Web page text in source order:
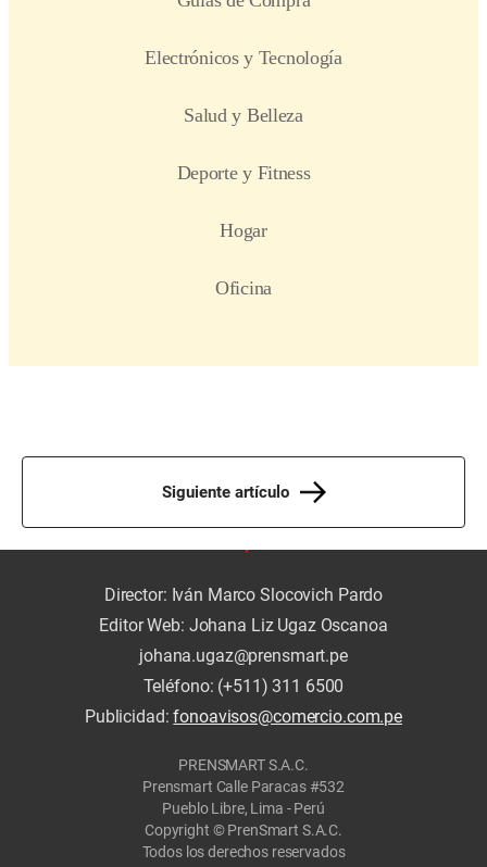
Siguiente artículo
Director: Iván Marco Slocovich Pardo
Editor Web: Johana Liz Ugaz Oscanoa
johana.ugaz@prensmart.pe
Teléfono: (+511) 311 6500
Publicidad:fonoavisos@comercio.com.pe
PRENSMART S.A.C.
Prensmart Calle Paracas #532
Pueblo Libre, Lima - Perú
Copyright © PrenSmart S.A.C.
Todos los derechos reservados